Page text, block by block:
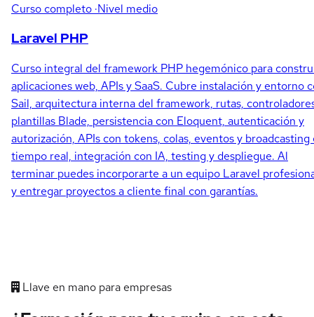
Curso completo ·Nivel medio
Laravel PHP
Curso integral del framework PHP hegemónico para
aplicaciones web, APIs y SaaS. Cubre instalación y entorno
Sail, arquitectura interna del framework, rutas,
plantillas Blade, persistencia con Eloquent, autenticación y
autorización, APIs con tokens, colas, eventos y broadcasting
tiempo real, integración con IA, testing y despliegue. Al
terminar puedes incorporarte a un equipo Laravel
y entregar proyectos a cliente final con garantías.
Llave en mano para empresas